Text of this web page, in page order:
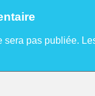
sera pas publiée.